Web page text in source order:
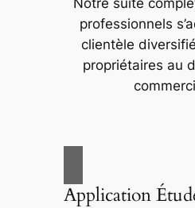
Notre suite
professionnels
clientèle
propriétaires au
Application